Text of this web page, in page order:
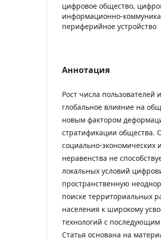
цифровое общество,
информационно-
периферийное устройство
Аннотация
Рост числа пользователей
глобальное влияние на
новым фактором
стратификации общества.
социально-экономических
неравенства не
локальных условий
пространственную
поиске территориальных
населения к широкому
технологий с
Статья основана на